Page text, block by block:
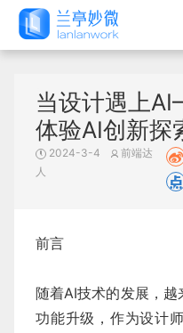
当设计遇上
体验AI创新探
2024-3-4
前端达
人
前言
随着AI技术的发展，
功能升级，作为设计